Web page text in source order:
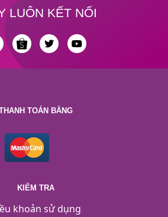
LUÔN KẾT NỐI
TOÁN BẰNG
KIỂM TRA
khoản sử dụng